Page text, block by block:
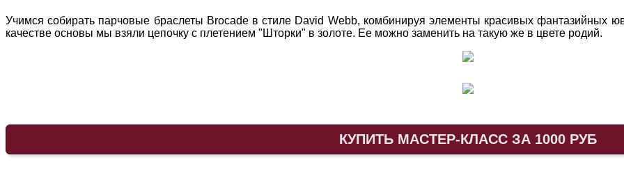
Учимся собирать парчовые браслеты Brocade в стиле David Webb, комбинируя элементы красивых фантазийных
качестве основы мы взяли цепочку с плетением "Шторки" в золоте. Ее можно заменить на такую же в цвете родий.
КУПИТЬ МАСТЕР-КЛАСС ЗА 1000 РУБ